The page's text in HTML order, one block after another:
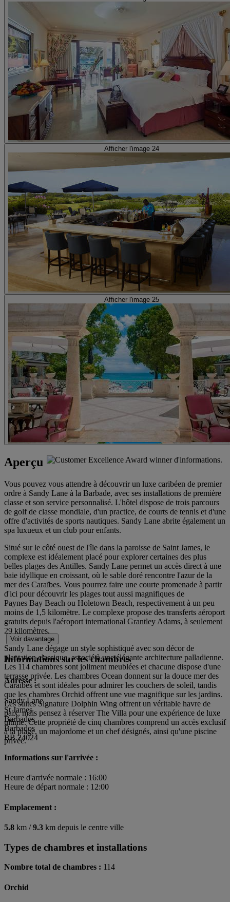
Afficher l'image 24
Afficher l'image 25
Aperçu
Vous pouvez vous attendre à découvrir un luxe caribéen de premier
ordre à Sandy Lane à la Barbade, avec ses installations de première
classe et son service personnalisé. L'hôtel dispose de trois parcours
de golf de classe mondiale, d'un practice, de courts de tennis et d'une
offre d'activités de sports nautiques. Sandy Lane abrite également un
spa luxueux et un club pour enfants.
Situé sur le côté ouest de l'île dans la paroisse de Saint James, le
complexe est idéalement placé pour explorer certaines des plus
belles plages des Antilles. Sandy Lane permet un accès direct à une
baie idyllique en croissant, où le sable doré rencontre l'azur de la
mer des Caraïbes. Vous pourrez faire une courte promenade à partir
d'ici pour découvrir les plages tout aussi magnifiques de
Paynes Bay Beach ou Holetown Beach, respectivement à un peu
moins de 1,5 kilomètre. Le complexe propose des transferts aéroport
gratuits depuis l'aéroport international Grantley Adams, à seulement
29 kilomètres.
Sandy Lane dégage un style sophistiqué avec son décor de
plantation classique, associé à une élégante architecture palladienne.
Les 114 chambres sont joliment meublées et chacune dispose d'une
terrasse privée. Les chambres Ocean donnent sur la douce mer des
Caraïbes et sont idéales pour admirer les couchers de soleil, tandis
que les chambres Orchid offrent une vue magnifique sur les jardins.
Les suites Signature Dolphin Wing offrent un véritable havre de
paix, mais pensez à réserver The Villa pour une expérience de luxe
ultime. Cette propriété de cinq chambres comprend un accès exclusif
à la plage, un majordome et un chef désignés, ainsi qu'une piscine
privée.
Voir davantage
Informations sur les chambres
Adresse :
Sandy Lane
St James
Barbados
Barbados
BB 24024
Informations sur l'arrivée :
Heure d'arrivée normale : 16:00
Heure de départ normale : 12:00
Emplacement :
5.8 km /9.3 km depuis le centre ville
Types de chambres et installations
Nombre total de chambres : 114
Orchid